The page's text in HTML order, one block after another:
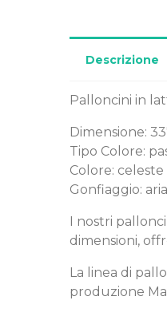
Descrizione
Palloncini in
Dimensione:
Tipo Colore:
Colore:
Gonfiaggio:
I nostri
dimensioni,
La linea di
produzione